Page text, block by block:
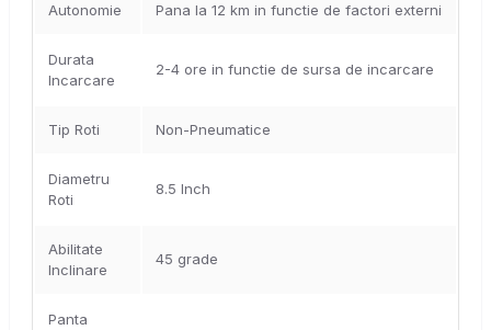
Autonomie Pana la 12 km in functie de factori externi
Durata
Incarcare
2-4 ore in functie de sursa de incarcare
Tip Roti Non-Pneumatice
Diametru
Roti
8.5 Inch
Abilitate
Inclinare
45 grade
Panta